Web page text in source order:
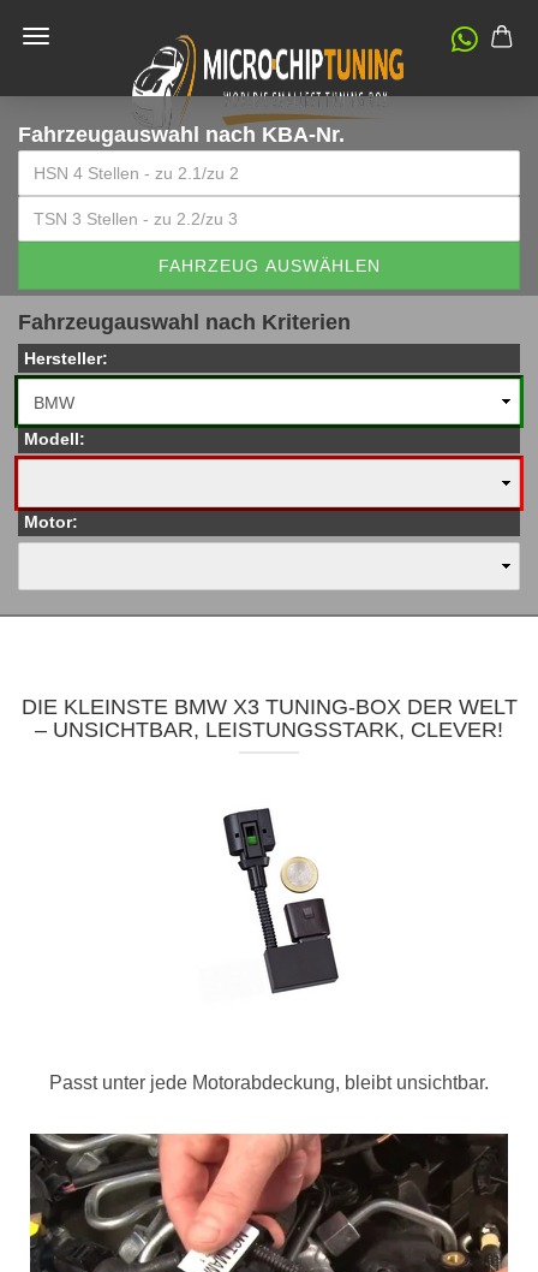
Fahrzeugauswahl nach KBA-Nr.
FAHRZEUG AUSWÄHLEN
Fahrzeugauswahl nach Kriterien
Hersteller:
Modell:
Motor:
DIE KLEINSTE BMW X3 TUNING-BOX DER WELT
– UNSICHTBAR, LEISTUNGSSTARK, CLEVER!
Passt unter jede Motorabdeckung, bleibt unsichtbar.